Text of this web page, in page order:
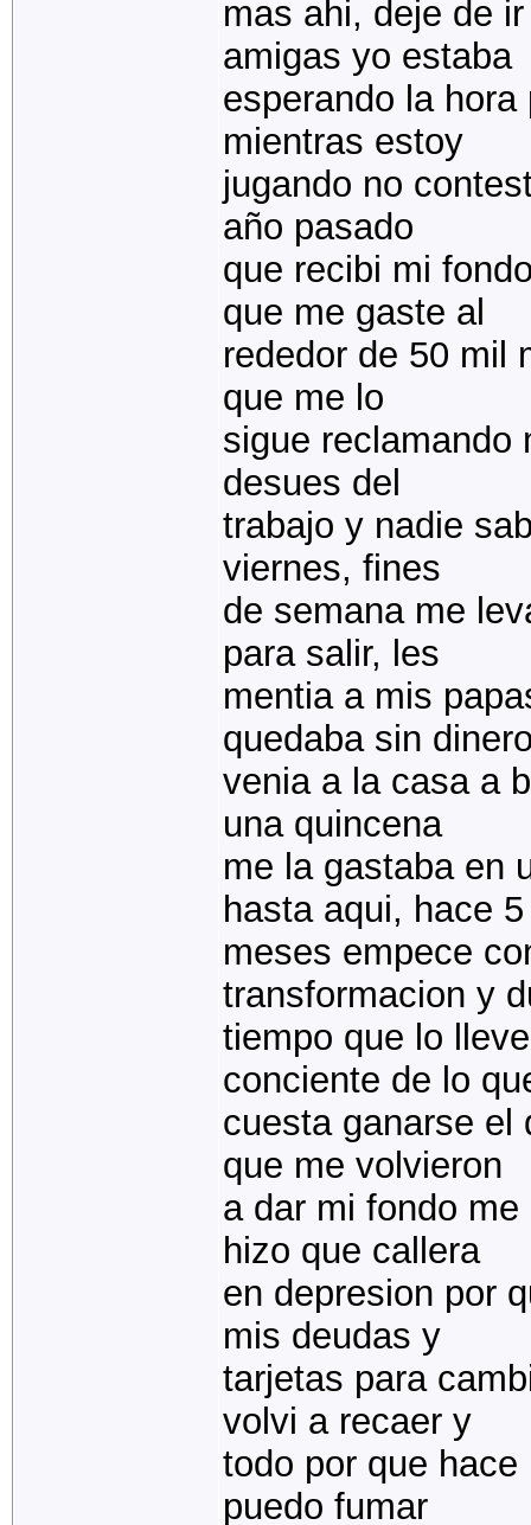
mas ahi, deje de
amigas yo estaba
esperando la
mientras estoy
jugando no
año pasado
que recibi mi
que me gaste al
rededor de 50 mil
que me lo
sigue reclamando
desues del
trabajo y nadie
viernes, fines
de semana me
para salir, les
mentia a mis
quedaba sin
venia a la casa a
una quincena
me la gastaba en
hasta aqui, hace 5
meses empece
transformacion y
tiempo que lo
conciente de lo
cuesta ganarse el
que me volvieron
a dar mi fondo
hizo que callera
en depresion por
mis deudas y
tarjetas para
volvi a recaer y
todo por que
puedo fumar